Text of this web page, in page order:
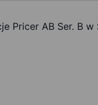
Pricer AB Ser. B w